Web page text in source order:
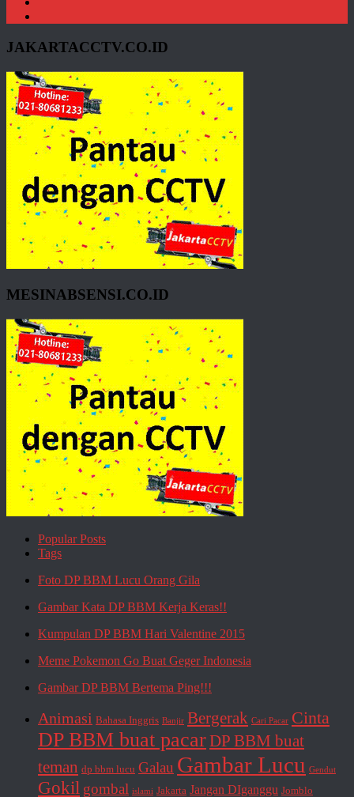
JAKARTACCTV.CO.ID
MESINABSENSI.CO.ID
Popular Posts
Tags
Foto DP BBM Lucu Orang Gila
Gambar Kata DP BBM Kerja Keras!!
Kumpulan DP BBM Hari Valentine 2015
Meme Pokemon Go Buat Geger Indonesia
Gambar DP BBM Bertema Ping!!!
Animasi Bahasa Inggris Banjir Bergerak Cari Pacar Cinta
DP BBM buat pacarDP BBM buat
teman dp bbm lucu Galau Gambar Lucu Gendut
Gokil gombal islami Jakarta Jangan DIganggu Jomblo